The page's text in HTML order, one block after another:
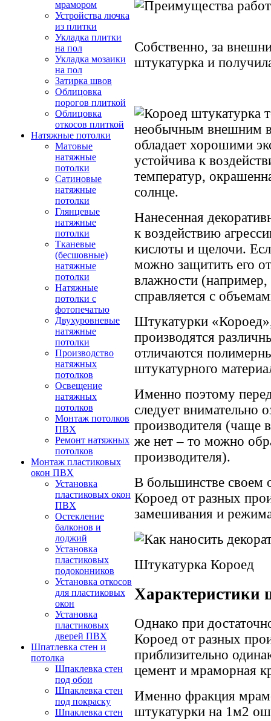
мрамором
Устройства лючка
из плитки
Укладка плитки
на пол
Укладка мозаики
на пол
Затирка швов
Облицовка
порогов плиткой
Облицовка
откосов плиткой
Натяжные потолки
Матовые
натяжные
потолки
Сатиновые
натяжные
потолки
Глянцевые
натяжные
потолки
Тканевые
(бесшовные)
натяжные
потолки
Натяжные
потолки с
фотопечатью
Двухуровневые
натяжные
потолки
Производство
натяжных
потолков
Освещение
натяжных
потолков
Монтаж потолков
ПВХ
Ремонт натяжных
потолков
Монтаж пластиковых
окон ПВХ
Установка
пластиковых окон
ПВХ
Остекление
балконов и
лоджий
Установка
пластиковых
подоконников
Установка откосов
для пластиковых
окон
Установка
пластиковых
дверей ПВХ
Шпатлевка стен и
потолка
Шпаклевка стен
под обои
Шпаклевка стен
под покраску
Шпаклевка стен
Собственно, за
штукатурка и
необычным внешним
обладает хорошими
устойчива к
температур,
солнце.
Нанесенная
к воздействию
кислоты и щелочи.
можно защитить его
влажности (например,
справляется с
Штукатурки
производятся
отличаются
штукатурного
Именно поэтому
следует внимательно
производителя (чаще
же нет – то можно
производителя).
В большинстве своем
Короед от разных
замешивания и
Штукатурка Короед
Характеристики
Однако при
Короед от разных
приблизительно
цемент и мраморная
Именно фракция
штукатурки на 1м2